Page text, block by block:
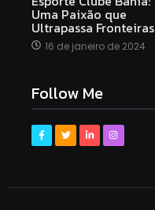
Uma Paixão que
Ultrapassa Fronteiras
16 de janeiro de 2024
Follow Me